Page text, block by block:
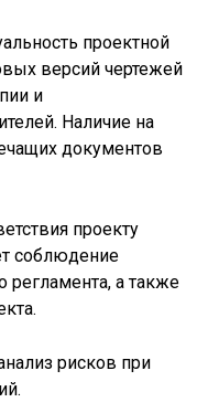
проектной
версий чертежей
и
Наличие на
документов
проекту
соблюдение
регламента, а также
рисков при